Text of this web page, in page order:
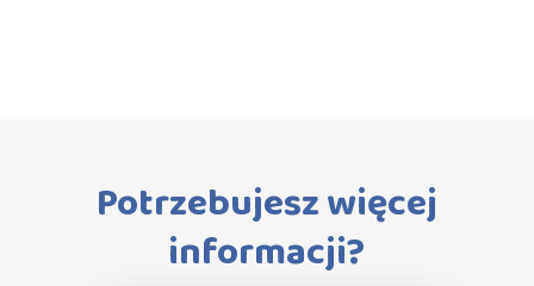
Potrzebujesz więcej
informacji?